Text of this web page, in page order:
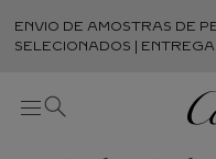
ENVIO DE AMOSTRAS DE
SELECIONADOS |